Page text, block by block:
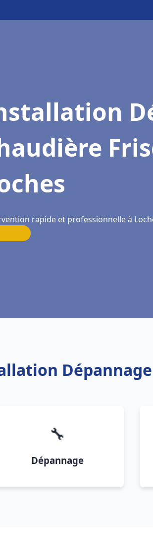
rapide et professionnelle à
🔧
Dépannage